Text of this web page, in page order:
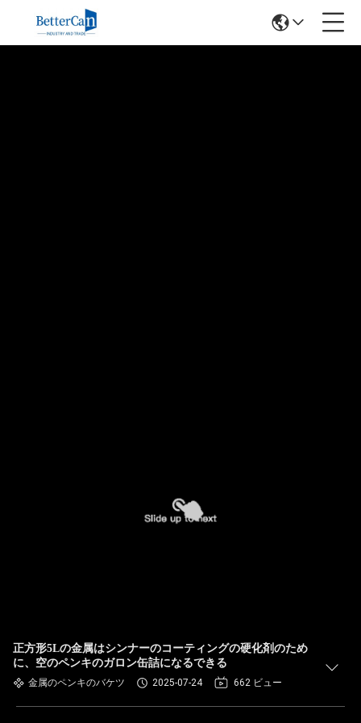
正方形5Lの金属はシンナーのコーティングの硬化剤のため
に、空のペンキのガロン缶詰になるできる
金属のペンキのバケツ 2025-07-24 662 ビュー